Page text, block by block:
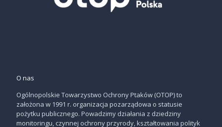
O nas
Ogólnopolskie Towarzystwo Ochrony Ptaków (OTOP) to
założona w 1991 r. organizacja pozarządowa o statusie
pożytku publicznego. Powadzimy działania z dziedziny
monitoringu, czynnej ochrony przyrody, kształtowania polityk